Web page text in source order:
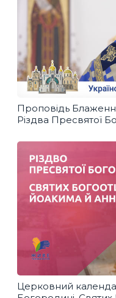
Проповідь
Різдва Пресвятої
Церковний